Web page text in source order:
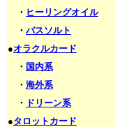
・ ヒーリングオイル
・ バスソルト
●オラクルカード
・ 国内系
・ 海外系
・ ドリーン系
●タロットカード